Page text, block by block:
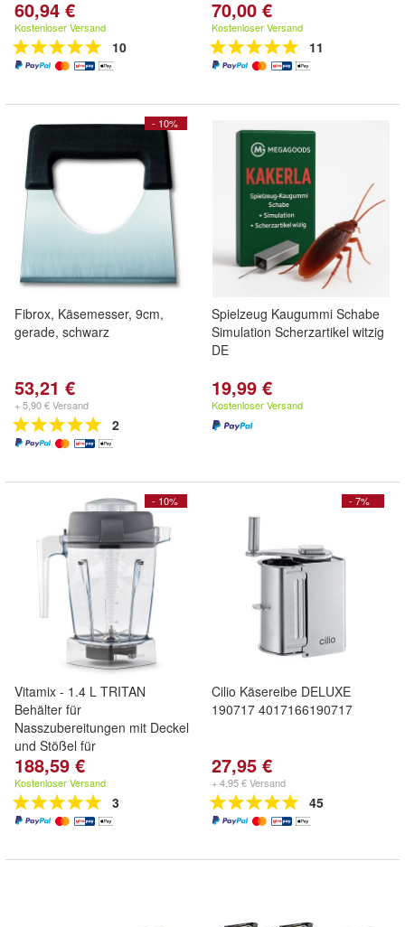
60,94 €
Kostenloser Versand
10
70,00 €
Kostenloser Versand
11
- 10%
Fibrox, Käsemesser, 9cm,
gerade, schwarz
53,21 €
+ 5,90 € Versand
2
Spielzeug Kaugummi Schabe
Simulation Scherzartikel witzig
DE
19,99 €
Kostenloser Versand
- 10%
Vitamix - 1.4 L TRITAN
Behälter für
Nasszubereitungen mit Deckel
und Stößel für
188,59 €
Kostenloser Versand
3
- 7%
Cilio Käsereibe DELUXE
190717 4017166190717
27,95 €
+ 4,95 € Versand
45